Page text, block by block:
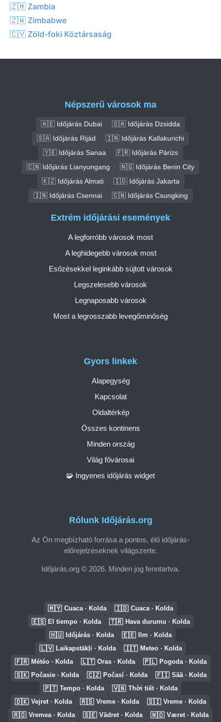
🇿🇲 Zambia
🇿🇼 Zimbabwe
🇨🇻 Zöld-foki Köztársaság
Népszerű városok ma
🇦🇪 Időjárás Dubai
🇸🇦 Időjárás Dzsidda
🇸🇦 Időjárás Rijád
🇮🇳 Időjárás Kallakurichi
🇾🇪 Időjárás Sanaa
🇫🇷 Időjárás Párizs
🇨🇳 Időjárás Lianyungang
🇳🇬 Időjárás Benin City
🇰🇿 Időjárás Almati
🇮🇩 Időjárás Jakarta
🇮🇳 Időjárás Csennai
🇨🇳 Időjárás Csungking
Rólunk Időjárás.org
Az Ön megbízható forrása a pontos, élő időjárás-
előrejelzéseknek világszerte.
Időjárás.org © 2026. Minden jog fenntartva.
Gyors linkek
Alapegység
Kapcsolat
Oldaltérkép
Összes kontinens
Minden ország
Világ fővárosai
🧩 Ingyenes időjárás widget
Extrém időjárási események
A legforróbb városok most
A leghidegebb városok most
Esőzésekkel leginkább sújtott városok
Legszelesebb városok
Legnaposabb városok
Most a legrosszabb levegőminőség
🇲🇾 Cuaca · Kolda 🇮🇩 Cuaca · Kolda
🇪🇸 El tiempo · Kolda 🇹🇷 Hava durumu · Kolda
🇭🇺 Időjárás · Kolda 🇪🇪 Ilm · Kolda
🇱🇻 Laikapstākļi · Kolda 🇮🇹 Meteo · Kolda
🇫🇷 Météo · Kolda 🇱🇹 Oras · Kolda 🇵🇱 Pogoda · Kolda
🇸🇰 Počasie · Kolda 🇨🇿 Počasí · Kolda 🇫🇮 Sää · Kolda
🇵🇹 Tempo · Kolda 🇻🇳 Thời tiết · Kolda
🇩🇰 Vejret · Kolda 🇷🇸 Vreme · Kolda 🇸🇮 Vreme · Kolda
🇷🇴 Vremea · Kolda 🇸🇪 Vädret · Kolda 🇳🇴 Været · Kolda